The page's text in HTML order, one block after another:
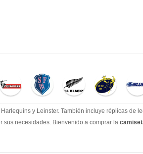
y Leinster. También incluye réplicas de
sus necesidades. Bienvenido a comprar la